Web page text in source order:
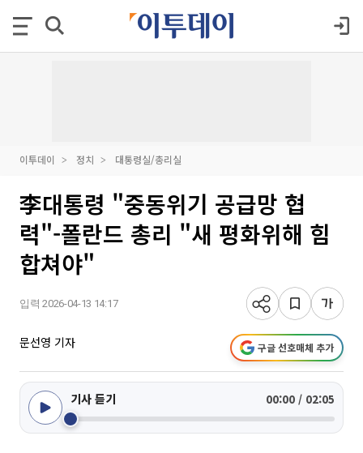
이투데이 정치 대통령실/총리실
李대통령 "중동위기 공급망 협
력"-폴란드 총리 "새 평화위해 힘
합쳐야"
입력 2026-04-13 14:17
문선영 기자 구글 선호매체 추가
기사 듣기 00:00 / 02:05